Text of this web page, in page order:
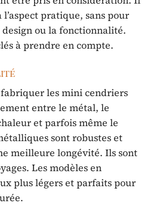
pratique, sans pour
ou la fonctionnalité.
à prendre en compte.
les mini cendriers
entre le métal, le
et parfois même le
sont robustes et
meilleure longévité. Ils sont
Les modèles en
plus légers et parfaits pour